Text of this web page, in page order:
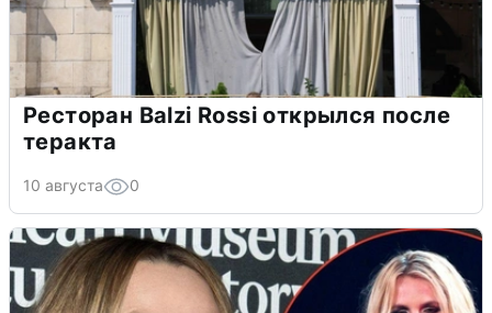
Ресторан Balzi Rossi открылся после
теракта
10 августа 0